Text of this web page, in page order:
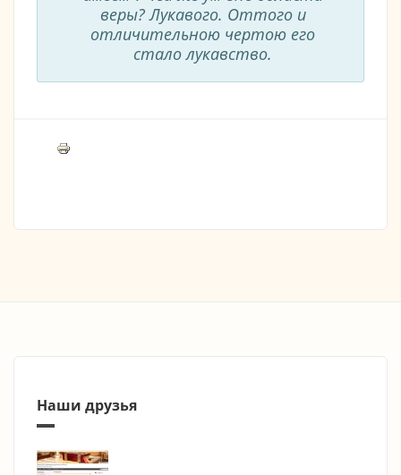
веры? Лукавого. Оттого и
отличительною чертою его
стало лукавство.
Наши друзья